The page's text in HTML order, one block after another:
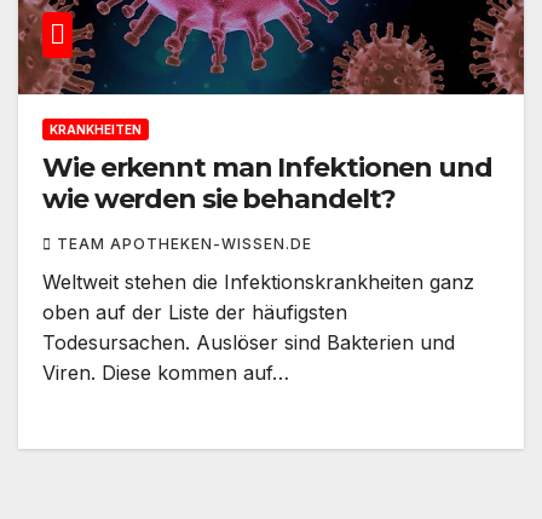
KRANKHEITEN
Wie erkennt man Infektionen und
wie werden sie behandelt?
TEAM APOTHEKEN-WISSEN.DE
Weltweit stehen die Infektionskrankheiten ganz
oben auf der Liste der häufigsten
Todesursachen. Auslöser sind Bakterien und
Viren. Diese kommen auf…